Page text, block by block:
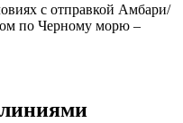
с отправкой Амбари/
по Черному морю –